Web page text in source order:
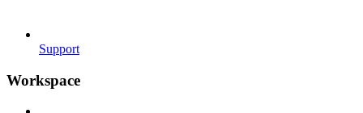
Support
Workspace